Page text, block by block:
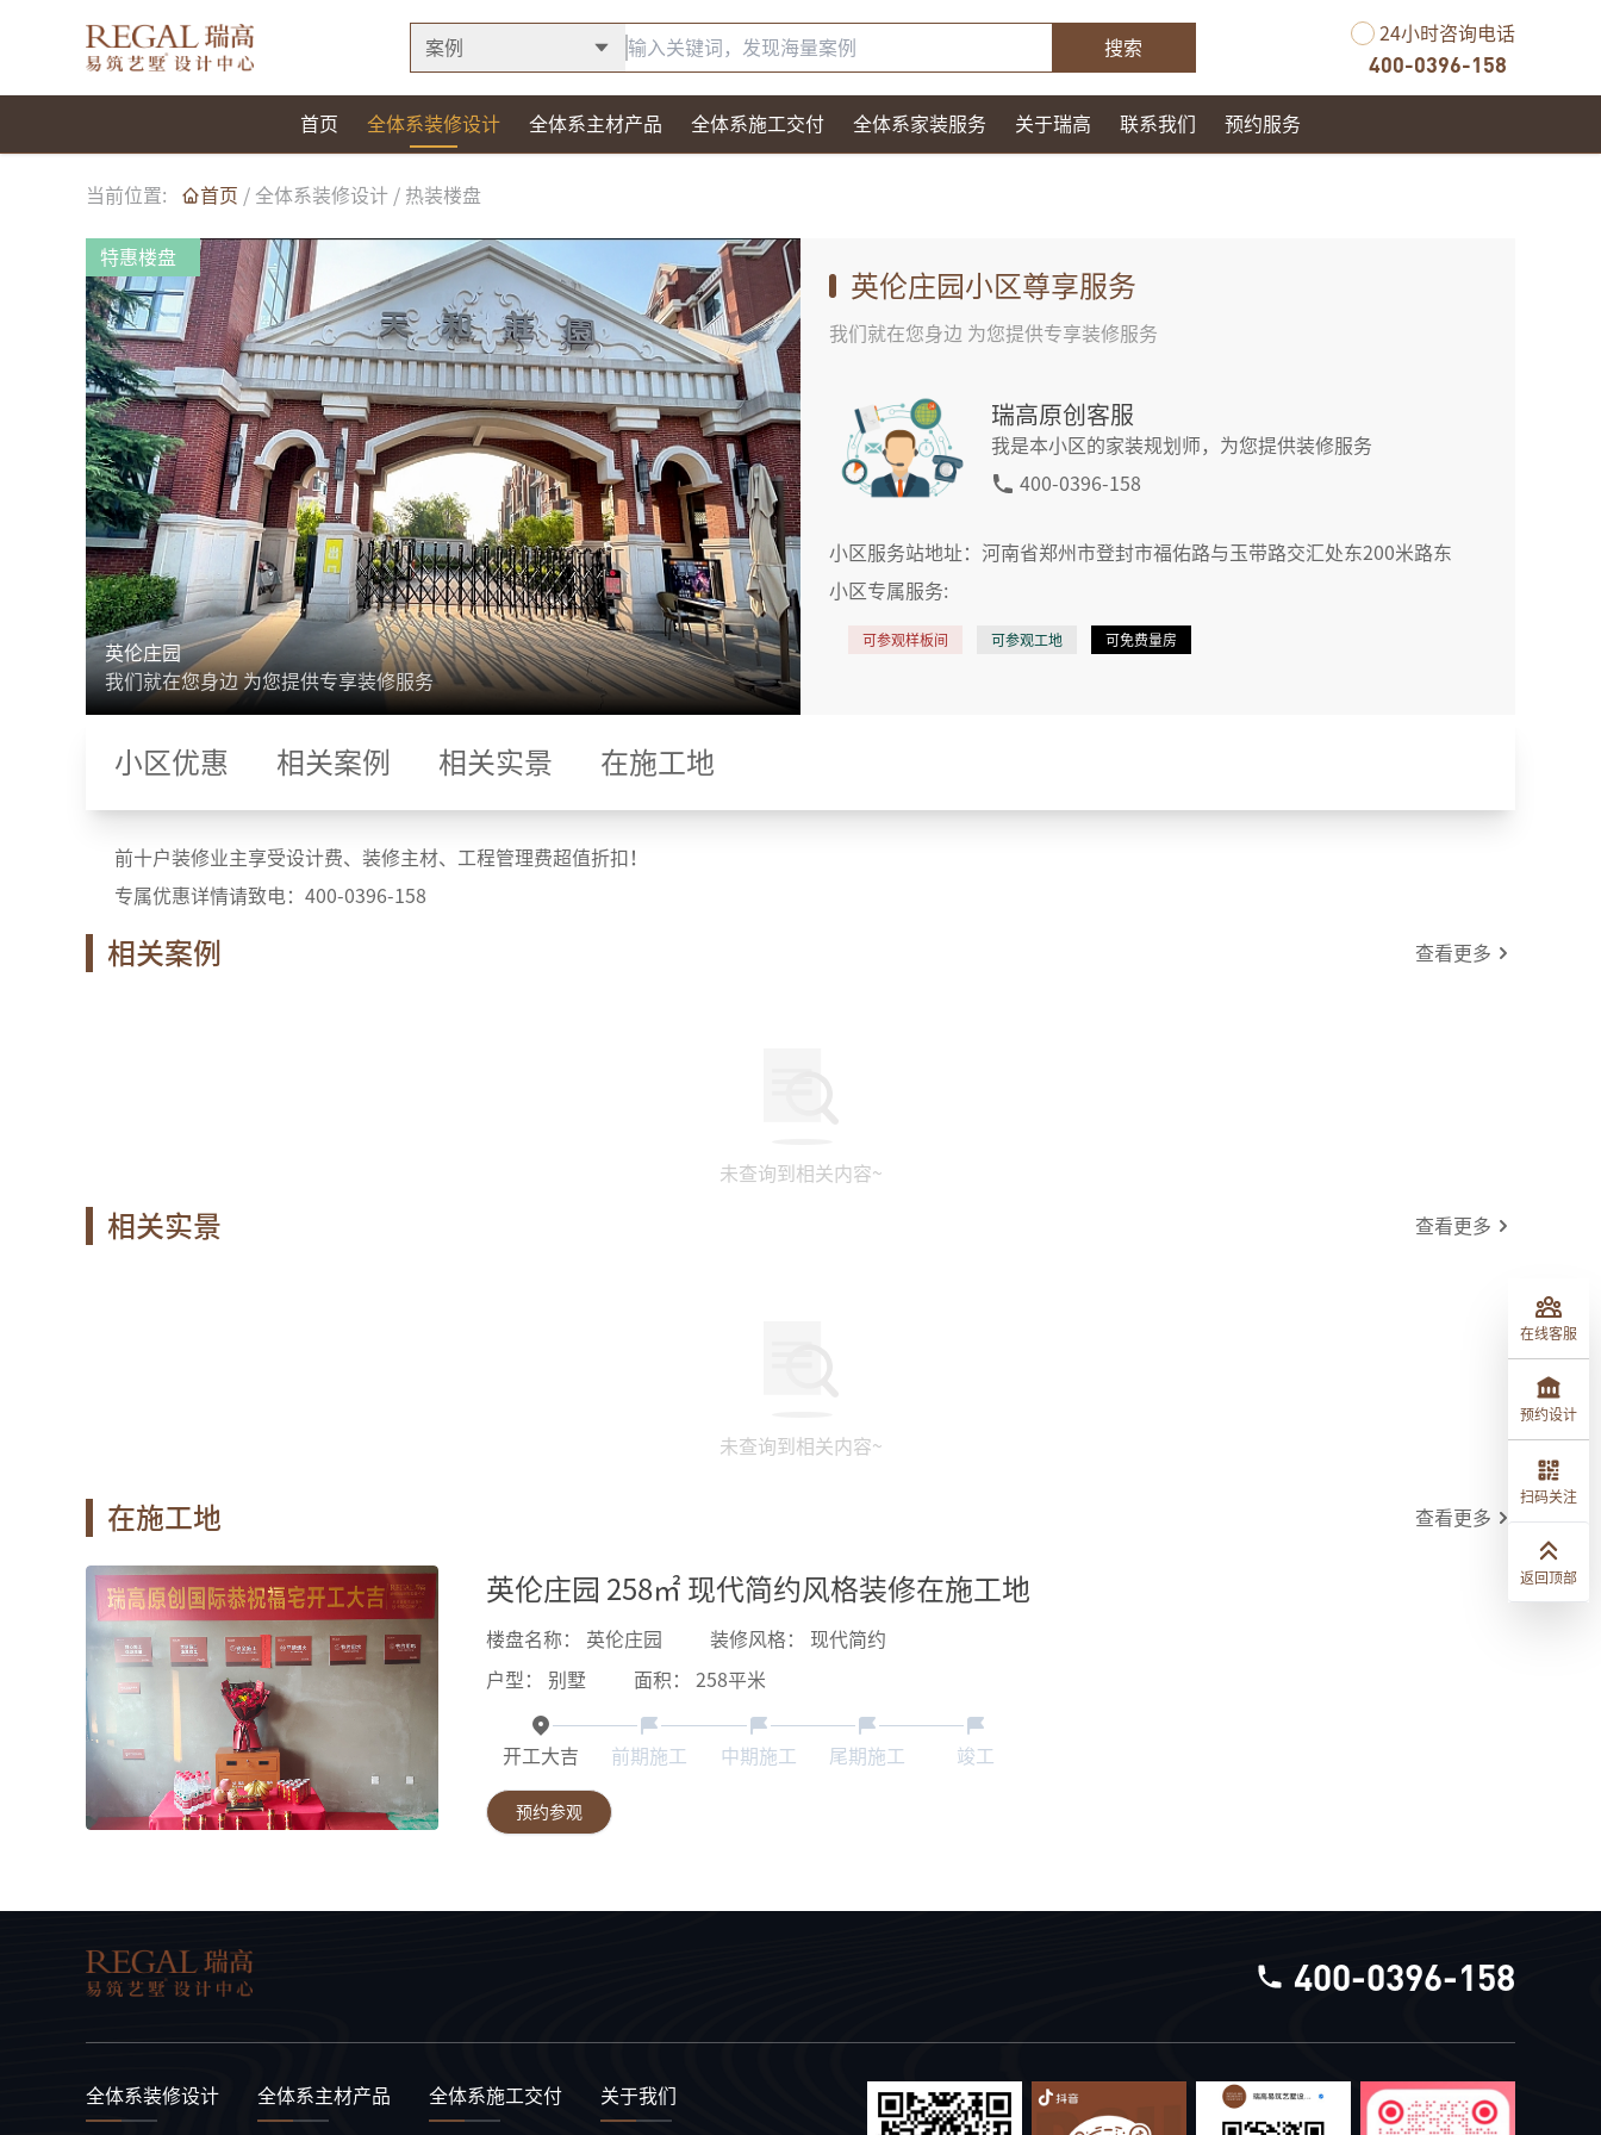
案例 搜索
24小时咨询电话
400-0396-158
首页 全体系装修设计 全体系主材产品 全体系施工交付 全体系家装服务 关于瑞高 联系我们 预约服务
当前位置: 首页 / 全体系装修设计 / 热装楼盘
英伦庄园
我们就在您身边 为您提供专享装修服务
特惠楼盘
英伦庄园 小区尊享服务
我们就在您身边 为您提供专享装修服务
瑞高原创客服
我是本小区的家装规划师，为您提供装修服务
400-0396-158
小区服务站地址： 河南省郑州市登封市福佑路与玉带路交汇处东200米路东
小区专属服务:
可参观样板间 可参观工地 可免费量房
小区优惠 相关案例 相关实景 在施工地
前十户装修业主享受设计费、装修主材、工程管理费超值折扣！
专属优惠详情请致电：400-0396-158
相关案例 查看更多
未查询到相关内容~
相关实景 查看更多
未查询到相关内容~
在施工地 查看更多
英伦庄园 258㎡ 现代简约风格装修在施工地
楼盘名称： 英伦庄园 装修风格： 现代简约
户型： 别墅 面积： 258平米
开工大吉 前期施工 中期施工 尾期施工 竣工
预约参观
400-0396-158
全体系装修设计 全体系主材产品 全体系施工交付 关于我们
在线客服
预约设计
扫码关注
返回顶部